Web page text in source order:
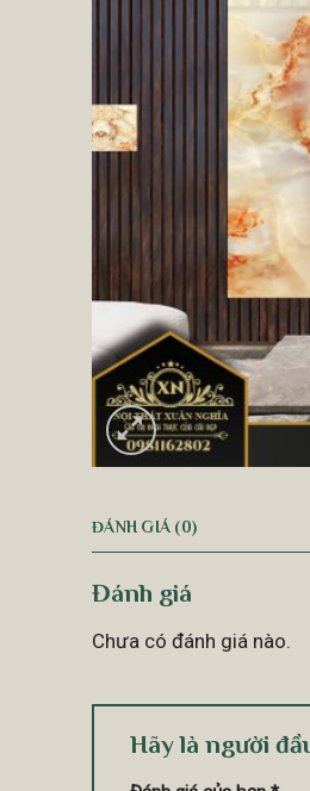
ĐÁNH GIÁ (0)
Đánh giá
Chưa có đánh giá nào.
Hãy là người